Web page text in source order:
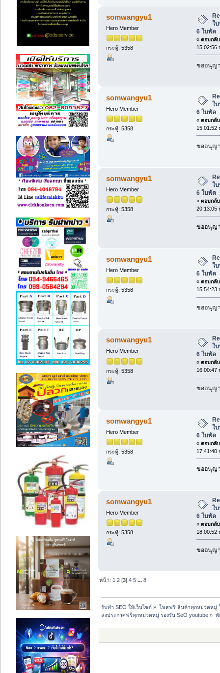
somwangyu1
Hero Member
กระทู้: 5358
ใ
6 ใบพัด
« ตอบกลั
15:02:56
ขออนุญ
somwangyu1
Hero Member
กระทู้: 5358
ใ
6 ใบพัด
« ตอบกลั
15:01:52
ขออนุญ
somwangyu1
Hero Member
กระทู้: 5358
ใ
6 ใบพัด
« ตอบกลั
20:13:05
ขออนุญ
somwangyu1
Hero Member
กระทู้: 5358
ใ
6 ใบพัด
« ตอบกลั
15:54:23
ขออนุญ
somwangyu1
Hero Member
กระทู้: 5358
ใ
6 ใบพัด
« ตอบกลั
16:00:47
ขออนุญ
somwangyu1
Hero Member
กระทู้: 5358
ใ
6 ใบพัด
« ตอบกลั
17:41:40
ขออนุญ
somwangyu1
Hero Member
กระทู้: 5358
ใ
6 ใบพัด
« ตอบกลั
18:00:52
ขออนุญ
หน้า: 1 2 [3]4 5 ...8
รับทำ SEO ให้เว็บไซต์ » โพสฟรี สินค้าทุกหมวดหมู่
ลงประกาศฟรีทุกหมวดหมู่ รองรับ SeO youtube » พั